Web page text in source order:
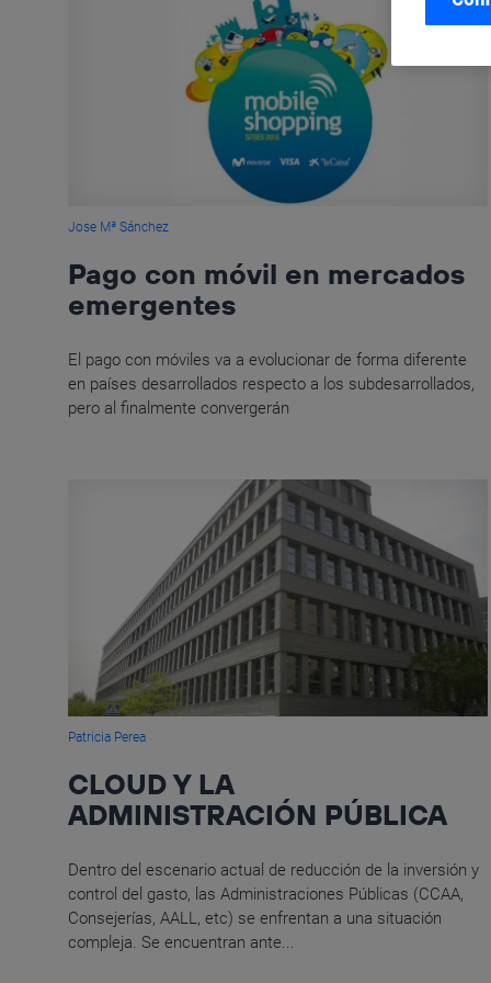
Jose Mª Sánchez
Pago con móvil en mercados
emergentes
El pago con móviles va a evolucionar de forma diferente
en países desarrollados respecto a los subdesarrollados,
pero al finalmente convergerán
Patricia Perea
CLOUD Y LA
ADMINISTRACIÓN PÚBLICA
Dentro del escenario actual de reducción de la inversión y
control del gasto, las Administraciones Públicas (CCAA,
Consejerías, AALL, etc) se enfrentan a una situación
compleja. Se encuentran ante...